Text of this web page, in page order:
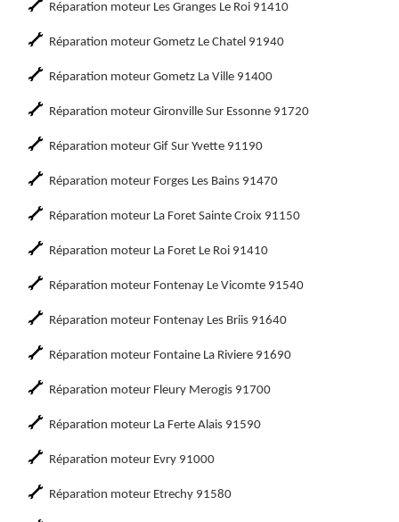
Réparation moteur Les Granges Le Roi 91410
Réparation moteur Gometz Le Chatel 91940
Réparation moteur Gometz La Ville 91400
Réparation moteur Gironville Sur Essonne 91720
Réparation moteur Gif Sur Yvette 91190
Réparation moteur Forges Les Bains 91470
Réparation moteur La Foret Sainte Croix 91150
Réparation moteur La Foret Le Roi 91410
Réparation moteur Fontenay Le Vicomte 91540
Réparation moteur Fontenay Les Briis 91640
Réparation moteur Fontaine La Riviere 91690
Réparation moteur Fleury Merogis 91700
Réparation moteur La Ferte Alais 91590
Réparation moteur Evry 91000
Réparation moteur Etrechy 91580